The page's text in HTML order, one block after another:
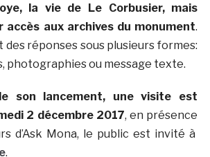
la vie de Le Corbusier, mais
accès aux archives du monument.
réponses sous plusieurs formes:
photographies ou message texte.
son lancement, une visite est
2 décembre 2017, en présence
d’Ask Mona, le public est invité à
.